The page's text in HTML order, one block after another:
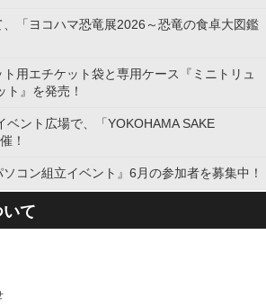
「ヨコハマ恐竜展2026～恐竜の食卓大図鑑
用エチケット袋と専用ケース『ミニトリュ
ト』を発売！
ベント広場で、「YOKOHAMA SAKE
！
ソコン組立イベント』6月の参加者を募集中！
て